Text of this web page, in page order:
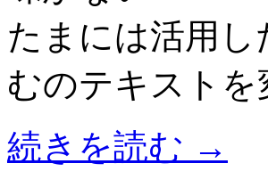
たまには活用
むのテキスト
続きを読む →